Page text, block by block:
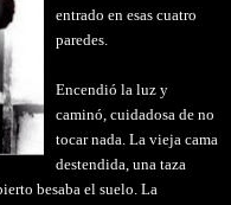
entrado en esas cuatro
paredes.
Encendió la luz y
caminó, cuidadosa de no
tocar nada. La vieja cama
destendida, una taza
besaba el suelo. La